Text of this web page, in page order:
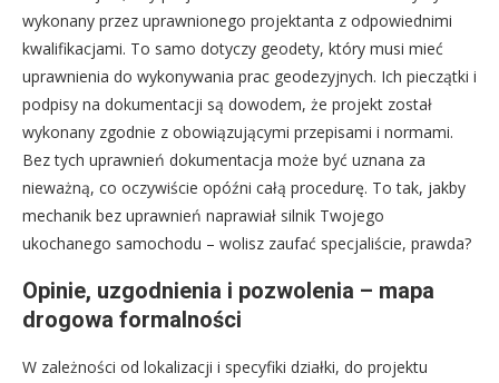
wykonany przez uprawnionego projektanta z odpowiednimi
kwalifikacjami. To samo dotyczy geodety, który musi mieć
uprawnienia do wykonywania prac geodezyjnych. Ich pieczątki i
podpisy na dokumentacji są dowodem, że projekt został
wykonany zgodnie z obowiązującymi przepisami i normami.
Bez tych uprawnień dokumentacja może być uznana za
nieważną, co oczywiście opóźni całą procedurę. To tak, jakby
mechanik bez uprawnień naprawiał silnik Twojego
ukochanego samochodu – wolisz zaufać specjaliście, prawda?
Opinie, uzgodnienia i pozwolenia – mapa
drogowa formalności
W zależności od lokalizacji i specyfiki działki, do projektu